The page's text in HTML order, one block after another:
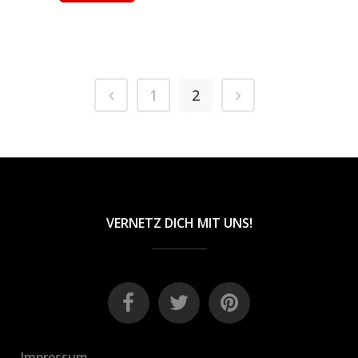
1 2
VERNETZ DICH MIT UNS!